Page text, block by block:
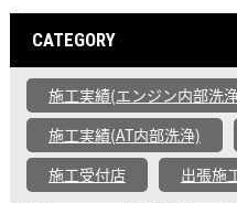
CATEGORY
施工実績(エンジン内部洗
施工実績(AT内部洗浄)
施工受付店
出張施